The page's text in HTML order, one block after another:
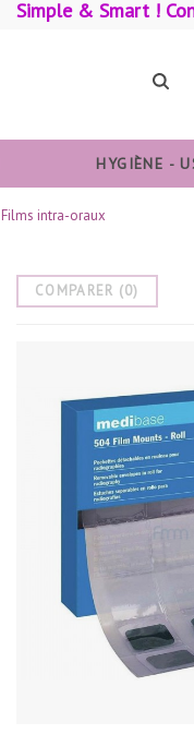
Simple & Smart !
HYGIÈNE -
Films intra-oraux
COMPARER (0)